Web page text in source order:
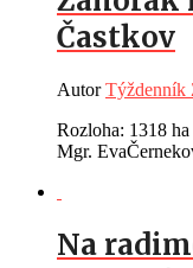
Častkov
AutorTýždenník
Rozloha: 1318
Mgr.
Na